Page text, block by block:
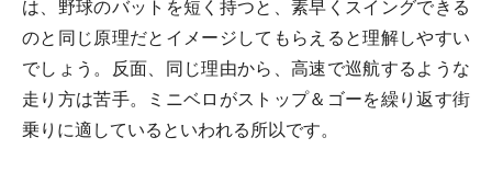
は、野球のバットを短く持つと、素早くスイングできる
のと同じ原理だとイメージしてもらえると理解しやすい
でしょう。反面、同じ理由から、高速で巡航するような
走り方は苦手。ミニベロがストップ＆ゴーを繰り返す街
乗りに適しているといわれる所以です。